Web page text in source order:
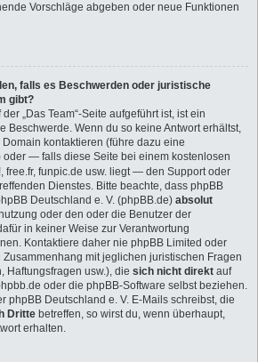
Vorschläge abgeben oder neue Funktionen
falls es Beschwerden oder juristische
gibt?
„Das Team“-Seite aufgeführt ist, ist ein
Beschwerde. Wenn du so keine Antwort erhältst,
kontaktieren (führe dazu eine
oder — falls diese Seite bei einem kostenlosen
free.fr, funpic.de usw. liegt — den Support oder
Dienstes. Bitte beachte, dass phpBB
Deutschland e. V. (phpBB.de) absolut
oder den oder die Benutzer der
in keiner Weise zur Verantwortung
Kontaktiere daher nie phpBB Limited oder
mit jeglichen juristischen Fragen
Haftungsfragen usw.), die sich nicht direkt auf
oder die phpBB-Software selbst beziehen.
phpBB Deutschland e. V. E-Mails schreibst, die
Dritte betreffen, so wirst du, wenn überhaupt,
erhalten.